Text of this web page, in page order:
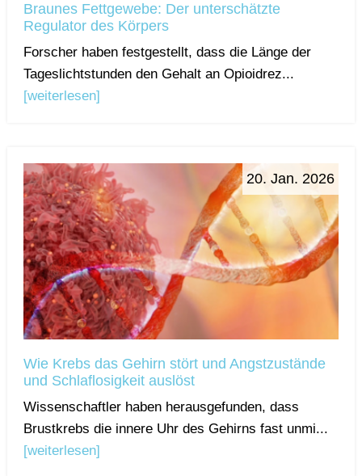
Braunes Fettgewebe: Der unterschätzte
Regulator des Körpers
Forscher haben festgestellt, dass die Länge der
Tageslichtstunden den Gehalt an Opioidrez...
[weiterlesen]
20. Jan. 2026
Wie Krebs das Gehirn stört und Angstzustände
und Schlaflosigkeit auslöst
Wissenschaftler haben herausgefunden, dass
Brustkrebs die innere Uhr des Gehirns fast unmi...
[weiterlesen]